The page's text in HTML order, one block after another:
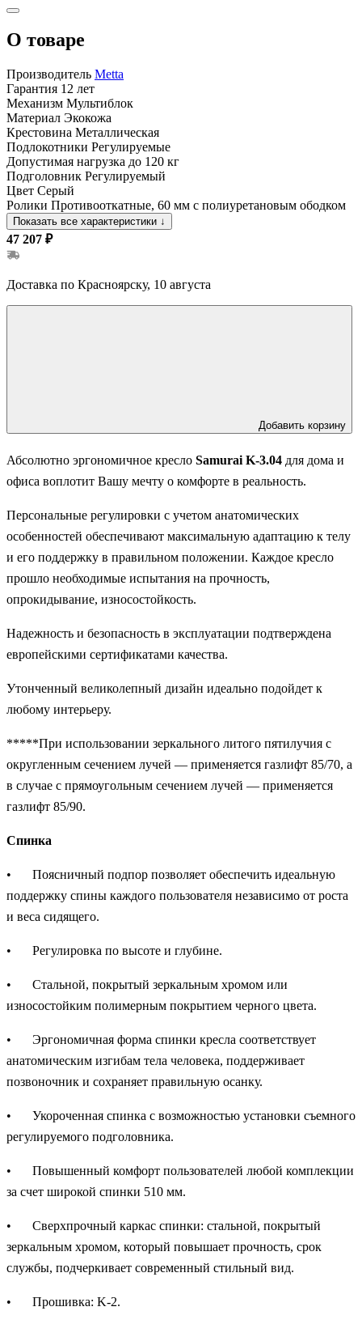
О товаре
Производитель Metta
Гарантия 12 лет
Механизм Мультиблок
Материал Экокожа
Крестовина Металлическая
Подлокотники Регулируемые
Допустимая нагрузка до 120 кг
Подголовник Регулируемый
Цвет Серый
Ролики Противооткатные, 60 мм с полиуретановым ободком
Показать все характеристики ↓
47 207 ₽
Доставка по Красноярску, 10 августа
Добавить корзину
Абсолютно эргономичное кресло Samurai K-3.04 для дома и
офиса воплотит Вашу мечту о комфорте в реальность.
Персональные регулировки с учетом анатомических
особенностей обеспечивают максимальную адаптацию к телу
и его поддержку в правильном положении. Каждое кресло
прошло необходимые испытания на прочность,
опрокидывание, износостойкость.
Надежность и безопасность в эксплуатации подтверждена
европейскими сертификатами качества.
Утонченный великолепный дизайн идеально подойдет к
любому интерьеру.
*****При использовании зеркального литого пятилучия с
округленным сечением лучей — применяется газлифт 85/70, а
в случае с прямоугольным сечением лучей — применяется
газлифт 85/90.
Спинка
•
Поясничный подпор позволяет обеспечить идеальную
поддержку спины каждого пользователя независимо от роста
и веса сидящего.
• Регулировка по высоте и глубине.
•
Стальной, покрытый зеркальным хромом или
износостойким полимерным покрытием черного цвета.
•
Эргономичная форма спинки кресла соответствует
анатомическим изгибам тела человека, поддерживает
позвоночник и сохраняет правильную осанку.
•
Укороченная спинка с возможностью установки съемного
регулируемого подголовника.
•
Повышенный комфорт пользователей любой комплекции
за счет широкой спинки 510 мм.
•
Сверхпрочный каркас спинки: стальной, покрытый
зеркальным хромом, который повышает прочность, срок
службы, подчеркивает современный стильный вид.
• Прошивка: K-2.